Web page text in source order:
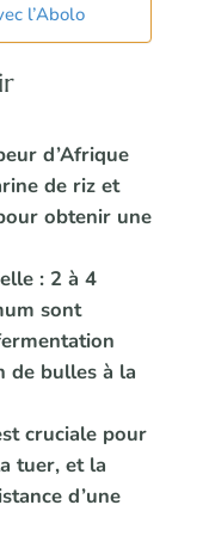
l’Abolo
d’Afrique
de riz et
obtenir une
: 2 à 4
sont
de bulles à la
cruciale pour
tuer, et la
d’une